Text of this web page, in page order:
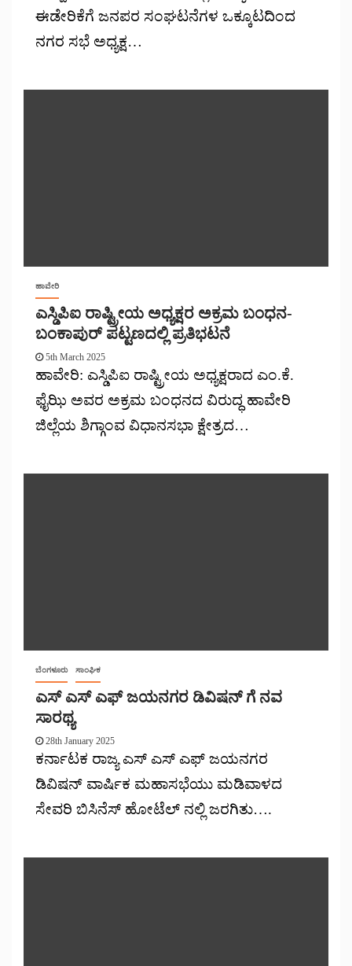
ಈಡೇರಿಕೆಗೆ ಜನಪರ ಸಂಘಟನೆಗಳ ಒಕ್ಕೂಟದಿಂದ
ನಗರ ಸಭೆ ಅಧ್ಯಕ್ಷ…
ಹಾವೇರಿ
ಎಸ್ಡಿಪಿಐ ರಾಷ್ಟ್ರೀಯ ಅಧ್ಯಕ್ಷರ ಅಕ್ರಮ ಬಂಧನ-
ಬಂಕಾಪುರ್ ಪಟ್ಟಣದಲ್ಲಿ ಪ್ರತಿಭಟನೆ
5th March 2025
ಹಾವೇರಿ: ಎಸ್ಡಿಪಿಐ ರಾಷ್ಟ್ರೀಯ ಅಧ್ಯಕ್ಷರಾದ ಎಂ.ಕೆ.
ಫೈಝಿ ಅವರ ಅಕ್ರಮ ಬಂಧನದ ವಿರುದ್ಧ ಹಾವೇರಿ
ಜಿಲ್ಲೆಯ ಶಿಗ್ಗಾಂವ ವಿಧಾನಸಭಾ ಕ್ಷೇತ್ರದ…
ಬೆಂಗಳೂರು ಸಾಂಘಿಕ
ಎಸ್ ಎಸ್ ಎಫ್ ಜಯನಗರ ಡಿವಿಷನ್ ಗೆ ನವ
ಸಾರಥ್ಯ
28th January 2025
ಕರ್ನಾಟಕ ರಾಜ್ಯ ಎಸ್ ಎಸ್ ಎಫ್ ಜಯನಗರ
ಡಿವಿಷನ್ ವಾರ್ಷಿಕ ಮಹಾಸಭೆಯು ಮಡಿವಾಳದ
ಸೇವರಿ ಬಿಸಿನೆಸ್ ಹೋಟೆಲ್ ನಲ್ಲಿ ಜರಗಿತು….